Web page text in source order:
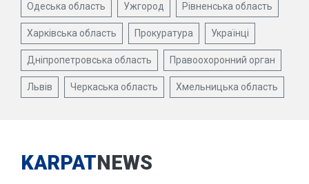
Одеська область Ужгород Рівненська область
Харківська область Прокуратура Українці
Дніпропетровська область Правоохоронний орган
Львів Черкаська область Хмельницька область
KARPATNEWS